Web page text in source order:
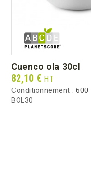
cuenco ola 30cl
Prix
82,10 € HT
Conditionnement : 600
BOL30